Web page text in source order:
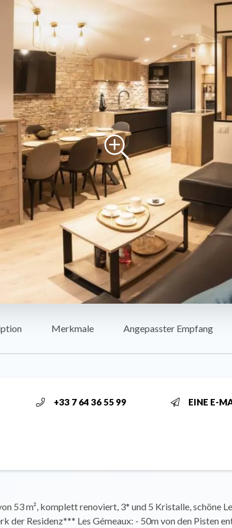
Merkmale Angepasster Empfang
+33 7 64 36 55 99 EINE E-
53 m², komplett renoviert, 3* und 5 Kristalle, schöne
der Residenz*** Les Gémeaux: - 50m von den Pisten